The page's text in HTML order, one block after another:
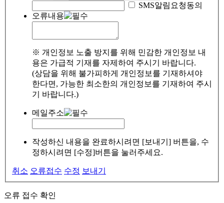
SMS알림요청동의
오류내용
※ 개인정보 노출 방지를 위해 민감한 개인정보 내
용은 가급적 기재를 자제하여 주시기 바랍니다.
(상담을 위해 불가피하게 개인정보를 기재하셔야
한다면, 가능한 최소한의 개인정보를 기재하여 주시
기 바랍니다.)
메일주소
작성하신 내용을 완료하시려면 [보내기] 버튼을, 수
정하시려면 [수정]버튼을 눌러주세요.
취소 오류접수 수정 보내기
오류 접수 확인